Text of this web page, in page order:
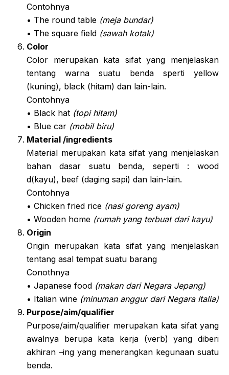
Contohnya
• The round table (meja bundar)
• The square field (sawah kotak)
Color
Color merupakan kata sifat yang menjelaskan
tentang warna suatu benda sperti yellow
(kuning), black (hitam) dan lain-lain.
Contohnya
• Black hat (topi hitam)
• Blue car (mobil biru)
Material /ingredients
Material merupakan kata sifat yang menjelaskan
bahan dasar suatu benda, seperti : wood
d(kayu), beef (daging sapi) dan lain-lain.
Contohnya
• Chicken fried rice (nasi goreng ayam)
• Wooden home (rumah yang terbuat dari kayu)
Origin
Origin merupakan kata sifat yang menjelaskan
tentang asal tempat suatu barang
Conothnya
• Japanese food (makan dari Negara Jepang)
• Italian wine (minuman anggur dari Negara Italia)
Purpose/aim/qualifier
Purpose/aim/qualifier merupakan kata sifat yang
awalnya berupa kata kerja (verb) yang diberi
akhiran –ing yang menerangkan kegunaan suatu
benda.